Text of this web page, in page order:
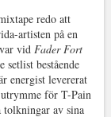
redo att
artisten på en
vid Fader Fort
setlist bestående
energist levererat
för T-Pain
tolkningar av sina